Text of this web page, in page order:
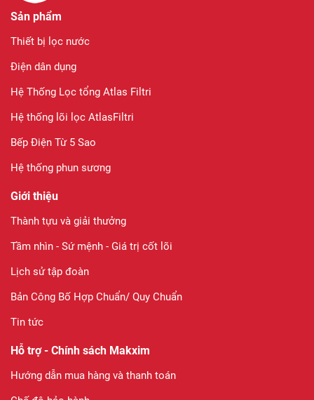
Sản phẩm
Thiết bị lọc nước
Điện dân dụng
Hệ Thống Lọc tổng Atlas Filtri
Hệ thống lõi lọc AtlasFiltri
Bếp Điện Từ 5 Sao
Hệ thống phun sương
Giới thiệu
Thành tựu và giải thưởng
Tầm nhìn - Sứ mệnh - Giá trị cốt lõi
Lịch sử tập đoàn
Bản Công Bố Hợp Chuẩn/ Quy Chuẩn
Tin tức
Hỗ trợ - Chính sách Makxim
Hướng dẫn mua hàng và thanh toán